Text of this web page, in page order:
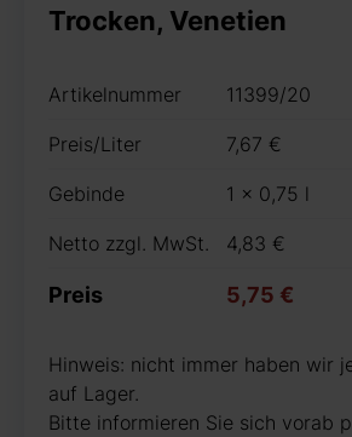
Trocken, Venetien
Artikelnummer 11399/20
Preis/Liter 7,67 €
Gebinde 1 x 0,75 l
Netto zzgl. MwSt. 4,83 €
Preis 5,75 €
Hinweis: nicht immer haben wir
auf Lager.
Bitte informieren Sie sich vorab